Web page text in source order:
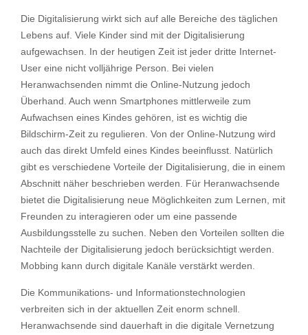
Die Digitalisierung wirkt sich auf alle Bereiche des täglichen
Lebens auf. Viele Kinder sind mit der Digitalisierung
aufgewachsen. In der heutigen Zeit ist jeder dritte Internet-
User eine nicht volljährige Person. Bei vielen
Heranwachsenden nimmt die Online-Nutzung jedoch
Überhand. Auch wenn Smartphones mittlerweile zum
Aufwachsen eines Kindes gehören, ist es wichtig die
Bildschirm-Zeit zu regulieren. Von der Online-Nutzung wird
auch das direkt Umfeld eines Kindes beeinflusst. Natürlich
gibt es verschiedene Vorteile der Digitalisierung, die in einem
Abschnitt näher beschrieben werden. Für Heranwachsende
bietet die Digitalisierung neue Möglichkeiten zum Lernen, mit
Freunden zu interagieren oder um eine passende
Ausbildungsstelle zu suchen. Neben den Vorteilen sollten die
Nachteile der Digitalisierung jedoch berücksichtigt werden.
Mobbing kann durch digitale Kanäle verstärkt werden.
Die Kommunikations- und Informationstechnologien
verbreiten sich in der aktuellen Zeit enorm schnell.
Heranwachsende sind dauerhaft in die digitale Vernetzung